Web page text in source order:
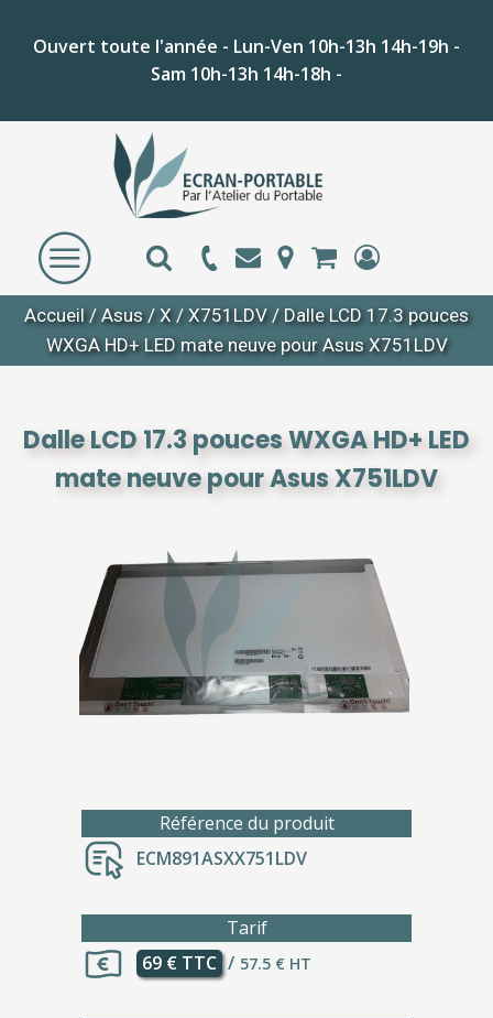
Ouvert toute l'année - Lun-Ven 10h-13h 14h-19h -
Sam 10h-13h 14h-18h -
Accueil/ Asus/ X / X751LDV / Dalle LCD 17.3 pouces
WXGA HD+ LED mate neuve pour Asus X751LDV
Dalle LCD 17.3 pouces WXGA HD+ LED
mate neuve pour Asus X751LDV
Référence du produit
ECM891ASXX751LDV
Tarif
69 € TTC / 57.5 € HT